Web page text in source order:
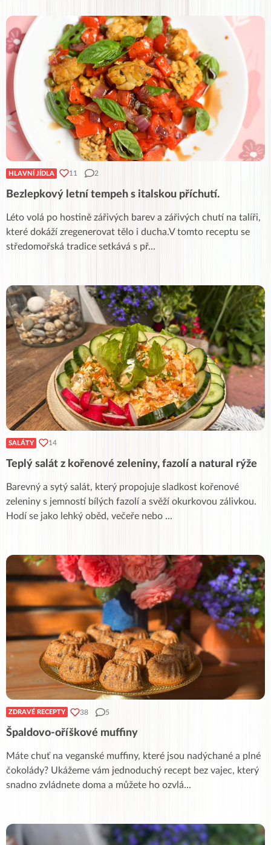
HLAVNÍ JÍDLA 11 2
Bezlepkový letní tempeh s italskou příchutí.
Léto volá po hostině zářivých barev a zářivých chutí na talíři,
které dokáží zregenerovat tělo i ducha.V tomto receptu se
středomořská tradice setkává s př...
SALÁTY 14
Teplý salát z kořenové zeleniny, fazolí a natural rýže
Barevný a sytý salát, který propojuje sladkost kořenové
zeleniny s jemností bílých fazolí a svěží okurkovou zálivkou.
Hodí se jako lehký oběd, večeře nebo ...
ZDRAVÉ RECEPTY 38 5
Špaldovo-oříškové muffiny
Máte chuť na veganské muffiny, které jsou nadýchané a plné
čokolády? Ukážeme vám jednoduchý recept bez vajec, který
snadno zvládnete doma a můžete ho ozvlá...